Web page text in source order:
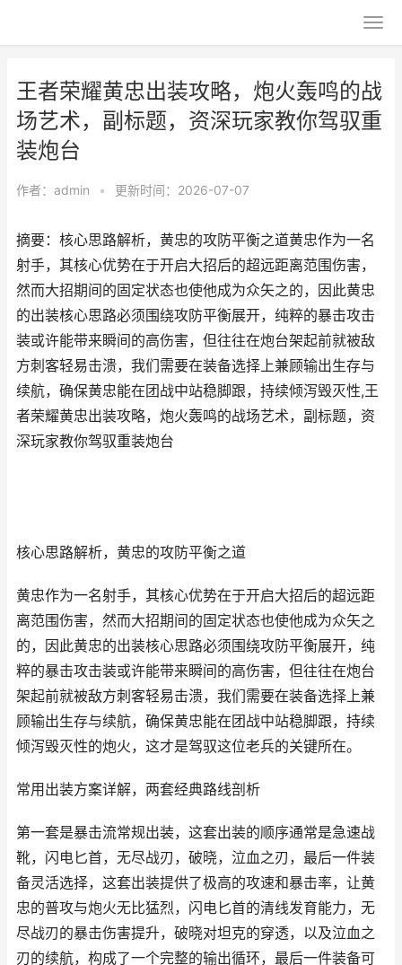
王者荣耀黄忠出装攻略，炮火轰鸣的战
场艺术，副标题，资深玩家教你驾驭重
装炮台
作者： admin • 更新时间：2026-07-07
摘要：核心思路解析，黄忠的攻防平衡之道黄忠作为一名
射手，其核心优势在于开启大招后的超远距离范围伤害，
然而大招期间的固定状态也使他成为众矢之的，因此黄忠
的出装核心思路必须围绕攻防平衡展开，纯粹的暴击攻击
装或许能带来瞬间的高伤害，但往往在炮台架起前就被敌
方刺客轻易击溃，我们需要在装备选择上兼顾输出生存与
续航，确保黄忠能在团战中站稳脚跟，持续倾泻毁灭性,王
者荣耀黄忠出装攻略，炮火轰鸣的战场艺术，副标题，资
深玩家教你驾驭重装炮台
核心思路解析，黄忠的攻防平衡之道
黄忠作为一名射手，其核心优势在于开启大招后的超远距
离范围伤害，然而大招期间的固定状态也使他成为众矢之
的，因此黄忠的出装核心思路必须围绕攻防平衡展开，纯
粹的暴击攻击装或许能带来瞬间的高伤害，但往往在炮台
架起前就被敌方刺客轻易击溃，我们需要在装备选择上兼
顾输出生存与续航，确保黄忠能在团战中站稳脚跟，持续
倾泻毁灭性的炮火，这才是驾驭这位老兵的关键所在。
常用出装方案详解，两套经典路线剖析
第一套是暴击流常规出装，这套出装的顺序通常是急速战
靴，闪电匕首，无尽战刃，破晓，泣血之刃，最后一件装
备灵活选择，这套出装提供了极高的攻速和暴击率，让黄
忠的普攻与炮火无比猛烈，闪电匕首的清线发育能力，无
尽战刃的暴击伤害提升，破晓对坦克的穿透，以及泣血之
刃的续航，构成了一个完整的输出循环，最后一件装备可